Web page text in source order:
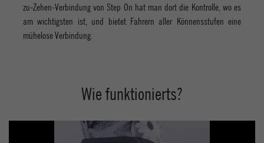
zu-Zehen-Verbindung von Step On hat man dort die Kontrolle, wo es
am wichtigsten ist, und bietet Fahrern aller Könnensstufen eine
mühelose Verbindung.
Wie funktionierts?